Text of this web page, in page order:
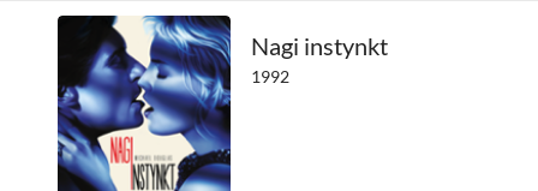
Nagi instynkt
1992